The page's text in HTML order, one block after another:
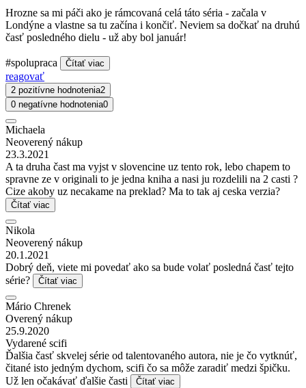
Hrozne sa mi páči ako je rámcovaná celá táto séria - začala v
Londýne a vlastne sa tu začína i končiť. Neviem sa dočkať na druhú
časť posledného dielu - už aby bol január!
#spolupraca Čítať viac
reagovať
2 pozitívne hodnotenia2
0 negatívne hodnotenia0
Michaela
Neoverený nákup
23.3.2021
A ta druha čast ma vyjst v slovencine uz tento rok, lebo chapem to
spravne ze v originali to je jedna kniha a nasi ju rozdelili na 2 casti ?
Cize akoby uz necakame na preklad? Ma to tak aj ceska verzia?
Čítať viac
Nikola
Neoverený nákup
20.1.2021
Dobrý deň, viete mi povedať ako sa bude volať posledná časť tejto
série?
Čítať viac
Mário Chrenek
Overený nákup
25.9.2020
Vydarené scifi
Ďalšia časť skvelej série od talentovaného autora, nie je čo vytknúť,
čitané isto jedným dychom, scifi čo sa môže zaradiť medzi špičku.
Už len očakávať ďalšie časti
Čítať viac